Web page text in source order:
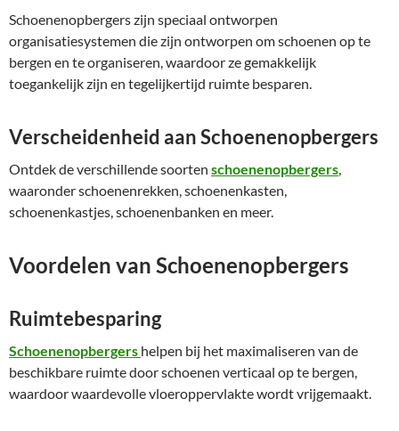
Schoenenopbergers zijn speciaal ontworpen
organisatiesystemen die zijn ontworpen om schoenen op te
bergen en te organiseren, waardoor ze gemakkelijk
toegankelijk zijn en tegelijkertijd ruimte besparen.
Verscheidenheid aan Schoenenopbergers
Ontdek de verschillende soorten schoenenopbergers,
waaronder schoenenrekken, schoenenkasten,
schoenenkastjes, schoenenbanken en meer.
Voordelen van Schoenenopbergers
Ruimtebesparing
Schoenenopbergers helpen bij het maximaliseren van de
beschikbare ruimte door schoenen verticaal op te bergen,
waardoor waardevolle vloeroppervlakte wordt vrijgemaakt.